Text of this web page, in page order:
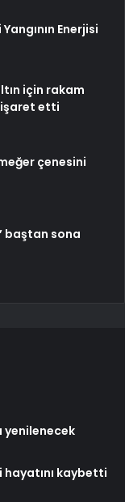
Enerjisi
için rakam
işaret etti
çenesini
baştan sona
yenilenecek
kaybetti